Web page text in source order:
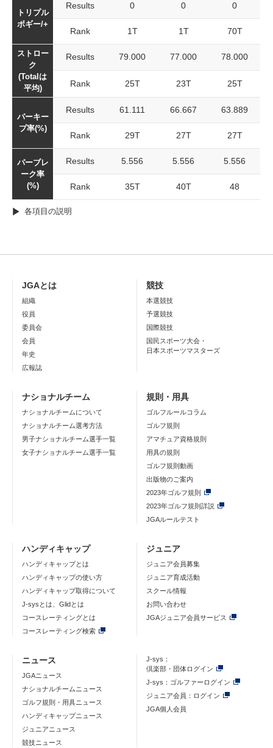
トリプル
ボギー/+
Results 0 0 0
Rank 1T 1T 70T
ストロー
ク
(Totalは
平均)
Results 79.000 77.000 78.000
Rank 25T 23T 25T
パーキー
プ率(%)
Results 61.111 66.667 63.889
Rank 29T 27T 27T
パーブレ
ーク率
(%)
Results 5.556 5.556 5.556
Rank 35T 40T 48
各項目の説明
JGAとは
組織
役員
委員会
会員
年史
広報誌
競技
本選競技
予選競技
国際競技
国民スポーツ大会・
日本スポーツマスターズ
ナショナルチーム
ナショナルチームについて
ナショナルチーム選考方法
男子ナショナルチーム選手一覧
女子ナショナルチーム選手一覧
規則・用具
ゴルフルールコラム
ゴルフ規則
アマチュア資格規則
用具の規則
ゴルフ規則動画
出版物のご案内
2023年ゴルフ規則
2023年ゴルフ規則詳説
JGAルールテスト
ハンディキャップ
ハンディキャップとは
ハンディキャップの使い方
ハンディキャップ取得について
J-sysとは、Glidとは
コースレーティングとは
コースレーティング検索
ジュニア
ジュニア会員募集
ジュニア育成活動
スクール情報
お問い合わせ
JGAジュニア会員サービス
ニュース
JGAニュース
ナショナルチームニュース
ゴルフ規則・用具ニュース
ハンディキャップニュース
ジュニアニュース
競技ニュース
J-sys：
倶楽部・団体ログイン
J-sys：ゴルファーログイン
ジュニア会員：ログイン
JGA個人会員